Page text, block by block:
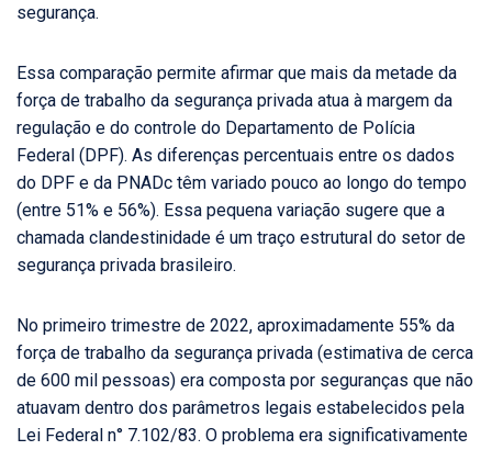
segurança.
Essa comparação permite afirmar que mais da metade da
força de trabalho da segurança privada atua à margem da
regulação e do controle do Departamento de Polícia
Federal (DPF). As diferenças percentuais entre os dados
do DPF e da PNADc têm variado pouco ao longo do tempo
(entre 51% e 56%). Essa pequena variação sugere que a
chamada clandestinidade é um traço estrutural do setor de
segurança privada brasileiro.
No primeiro trimestre de 2022, aproximadamente 55% da
força de trabalho da segurança privada (estimativa de cerca
de 600 mil pessoas) era composta por seguranças que não
atuavam dentro dos parâmetros legais estabelecidos pela
Lei Federal n° 7.102/83. O problema era significativamente